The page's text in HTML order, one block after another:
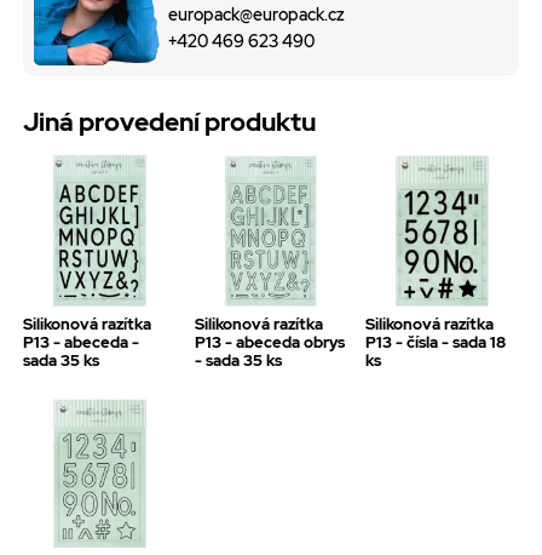
europack@europack.cz
+420 469 623 490
Jiná provedení produktu
Silikonová razítka
P13 - abeceda -
sada 35 ks
Silikonová razítka
P13 - abeceda obrys
- sada 35 ks
Silikonová razítka
P13 - čísla - sada 18
ks